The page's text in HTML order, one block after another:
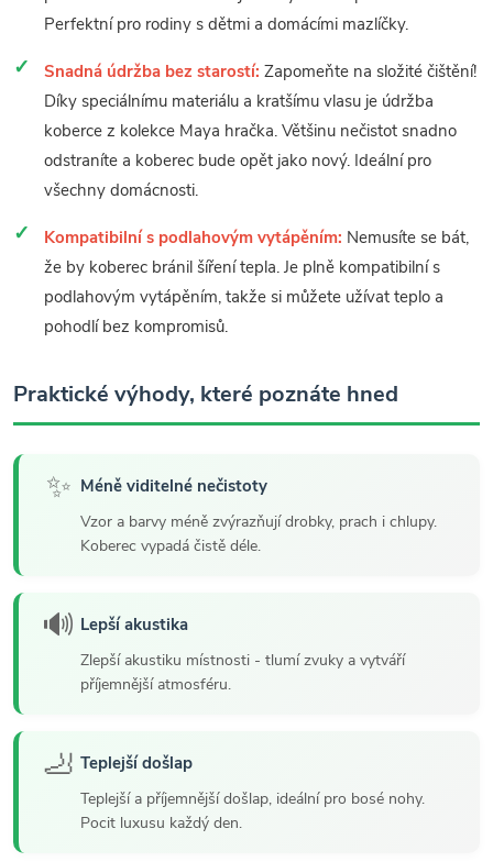
Perfektní pro rodiny s dětmi a domácími mazlíčky.
Snadná údržba bez starostí: Zapomeňte na složité čištění!
Díky speciálnímu materiálu a kratšímu vlasu je údržba
koberce z kolekce Maya hračka. Většinu nečistot snadno
odstraníte a koberec bude opět jako nový. Ideální pro
všechny domácnosti.
Kompatibilní s podlahovým vytápěním: Nemusíte se bát,
že by koberec bránil šíření tepla. Je plně kompatibilní s
podlahovým vytápěním, takže si můžete užívat teplo a
pohodlí bez kompromisů.
Praktické výhody, které poznáte hned
✨ Méně viditelné nečistoty
Vzor a barvy méně zvýrazňují drobky, prach i chlupy.
Koberec vypadá čistě déle.
🔊 Lepší akustika
Zlepší akustiku místnosti - tlumí zvuky a vytváří
příjemnější atmosféru.
🦶 Teplejší došlap
Teplejší a příjemnější došlap, ideální pro bosé nohy.
Pocit luxusu každý den.